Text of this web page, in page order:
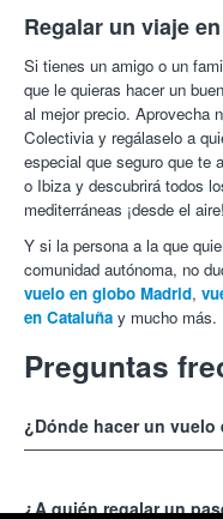
Regalar un viaje
Si tienes un amigo o un
que le quieras hacer un
al mejor precio. Aprovecha
Colectivia y regálaselo a
especial que seguro que te
o Ibiza y descubrirá todos
mediterráneas ¡desde el aire!
Y si la persona a la que
comunidad autónoma, no
vuelo en globo Madrid,
en Cataluña y mucho más.
Preguntas
¿Dónde hacer un vuelo
pero las más populares
¿A quién regalar un